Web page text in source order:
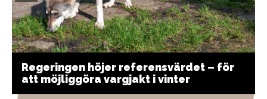
Regeringen höjer referensvärdet – för
att möjliggöra vargjakt i vinter